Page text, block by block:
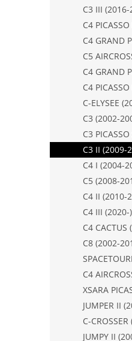
C3 III
C4
C4 GRAND
C5
C4 GRAND
C4
C-ELYSEE
C3 (2002-
C3
C3 II (2009-
C4 I (2004-
C5 (2008-
C4 II (2010-
C4 III (2020-)
C4 CACTUS
C8 (2002-
C4
XSARA
JUMPER II
C-
JUMPY II